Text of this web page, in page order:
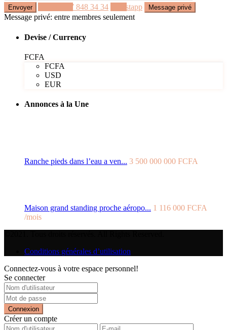
77 848 34 34
Whastapp
Message privé: entre membres seulement
Devise / Currency
FCFA
FCFA
USD
EUR
Annonces à la Une
Ranche pieds dans l’eau a ven... 3 500 000 000 FCFA
Maison grand standing proche aéropo... 1 116 000 FCFA
/mois
Conditions générales d’utilisation
Connectez-vous à votre espace personnel!
Se connecter
Connexion
Créer un compte